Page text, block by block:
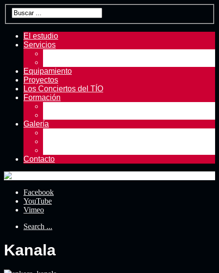
El estudio
Servicios
Equipamiento
Proyectos
Los Conciertos del TÍO
Formación
Galería
Contacto
Facebook
YouTube
Vimeo
Search ...
Kanala